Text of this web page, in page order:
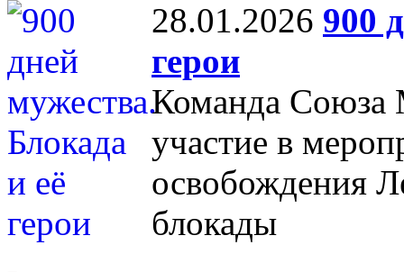
28.01.2026 900
герои
Команда Союза
участие в
освобождения
блокады